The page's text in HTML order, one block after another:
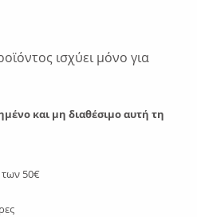
ισχύει μόνο για
και μη διαθέσιμο αυτή τη
των 50€